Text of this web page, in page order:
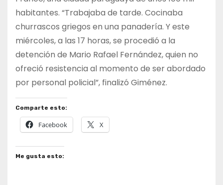
habitantes. “Trabajaba de tarde. Cocinaba
churrascos griegos en una panadería. Y este
miércoles, a las 17 horas, se procedió a la
detención de Mario Rafael Fernández, quien no
ofreció resistencia al momento de ser abordado
por personal policial”, finalizó Giménez.
Comparte esto:
Facebook X
Me gusta esto: